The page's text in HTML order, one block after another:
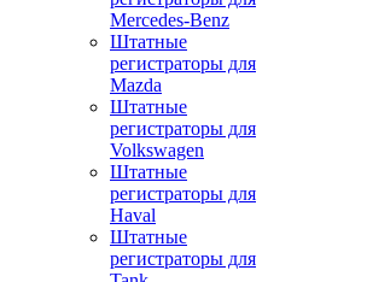
Mercedes-Benz
Штатные
регистраторы для
Mazda
Штатные
регистраторы для
Volkswagen
Штатные
регистраторы для
Haval
Штатные
регистраторы для